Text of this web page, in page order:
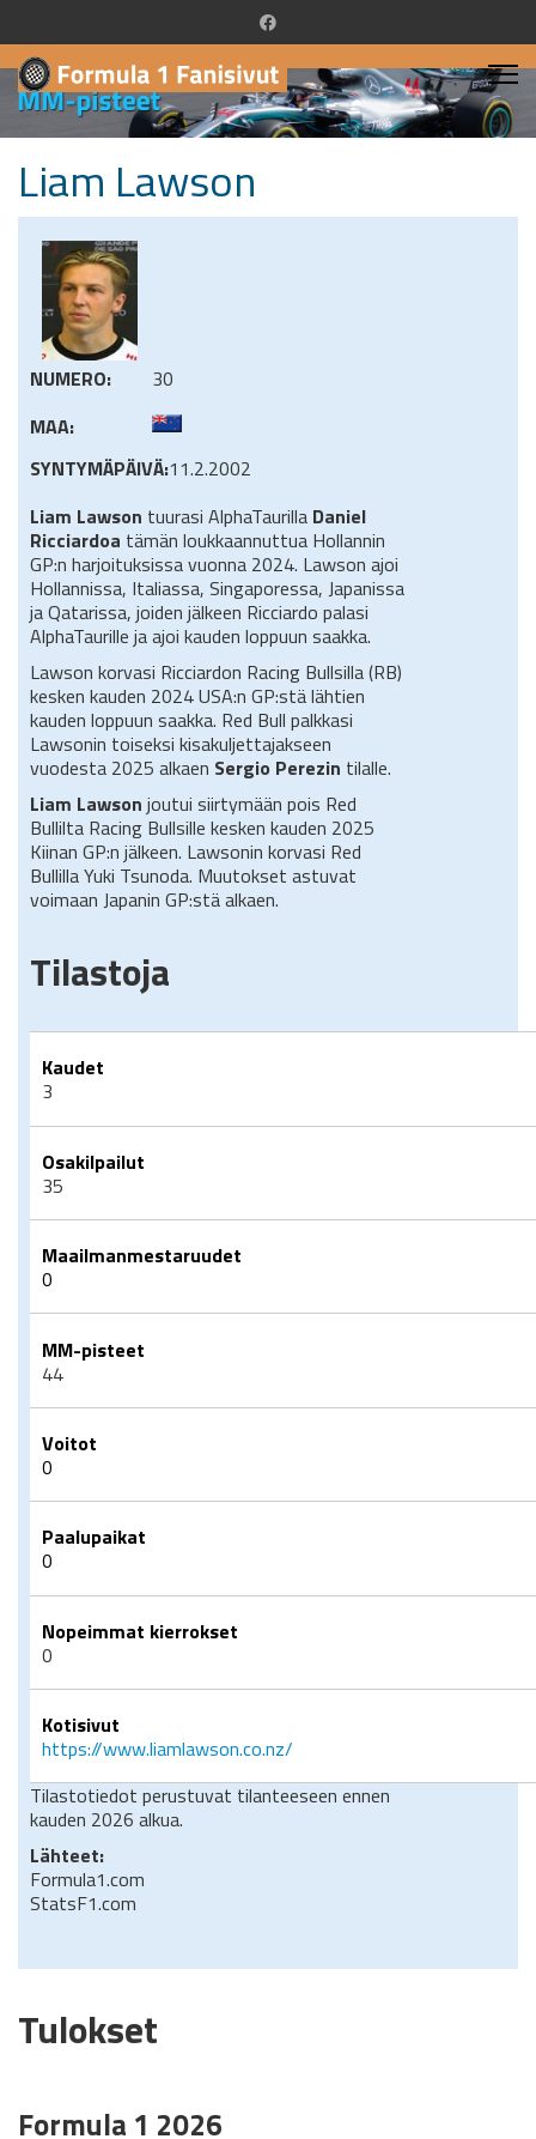
Liam Lawson
NUMERO:
30
MAA:
SYNTYMÄPÄIVÄ:11.2.2002
Liam Lawson tuurasi AlphaTaurilla Daniel
Ricciardoa tämän loukkaannuttua Hollannin
GP:n harjoituksissa vuonna 2024. Lawson ajoi
Hollannissa, Italiassa, Singaporessa, Japanissa
ja Qatarissa, joiden jälkeen Ricciardo palasi
AlphaTaurille ja ajoi kauden loppuun saakka.
Lawson korvasi Ricciardon Racing Bullsilla (RB)
kesken kauden 2024 USA:n GP:stä lähtien
kauden loppuun saakka. Red Bull palkkasi
Lawsonin toiseksi kisakuljettajakseen
vuodesta 2025 alkaen Sergio Perezin tilalle.
Liam Lawson joutui siirtymään pois Red
Bullilta Racing Bullsille kesken kauden 2025
Kiinan GP:n jälkeen. Lawsonin korvasi Red
Bullilla Yuki Tsunoda. Muutokset astuvat
voimaan Japanin GP:stä alkaen.
Tilastoja
Kaudet
3
Osakilpailut
35
Maailmanmestaruudet
0
MM-pisteet
44
Voitot
0
Paalupaikat
0
Nopeimmat kierrokset
0
Kotisivut
https://www.liamlawson.co.nz/
Tilastotiedot perustuvat tilanteeseen ennen
kauden 2026 alkua.
Lähteet:
Formula1.com
StatsF1.com
Tulokset
Formula 1 2026